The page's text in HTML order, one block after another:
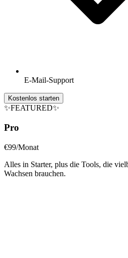
E-Mail-Support
Kostenlos starten
✨FEATURED✨
Pro
€99/Monat
Alles in Starter, plus die Tools, die
Wachsen brauchen.